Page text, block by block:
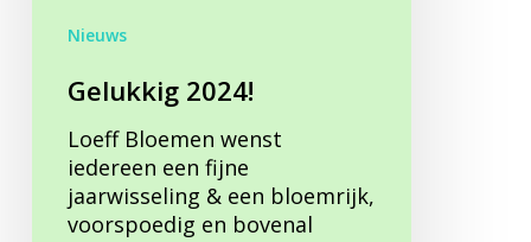
Nieuws
Gelukkig 2024!
Loeff Bloemen wenst
iedereen een fijne
jaarwisseling & een bloemrijk,
voorspoedig en bovenal